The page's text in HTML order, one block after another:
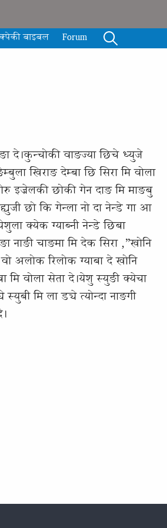
बाइबल Forum
दे।कुन्चोकी वाङज्या छिचे ध्युजे
खिराङ देम्बा छि सिरा मि वोला
इज्रेलकी छोकी गेन दाङ मि माङबु
छो कि गेन्ला नो दा नेन्डे गा आ
क्येक ग्याब्नी नेन्डे छिबा
नाङी चाङमा मि देक सिरा ,”खोनि
अलोक रिलोक ग्याबा दे खोनि
मि वोला सेता दे।येशु स्युङी क्येचा
मि ला ड्ये त्योन्दा नाङगी